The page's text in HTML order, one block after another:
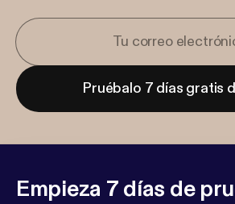
Pruébalo 7 días gratis
Empieza 7 días de